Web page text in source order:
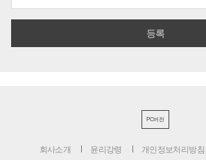
PC버전
회사소개 윤리강령 개인정보처리방침